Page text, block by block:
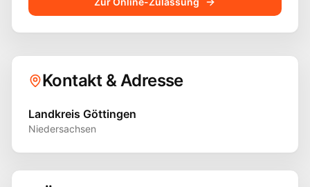
Kontakt & Adresse
Landkreis Göttingen
Niedersachsen